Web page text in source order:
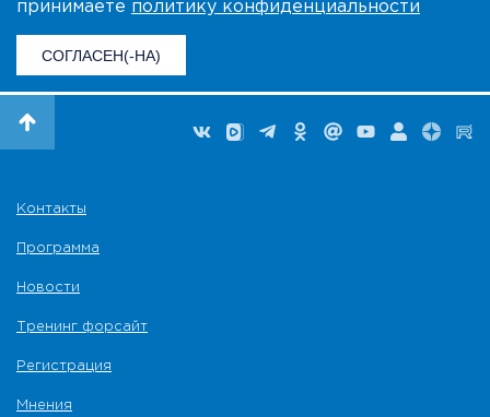
принимаете политику конфиденциальности
СОГЛАСЕН(-НА)
Контакты
Программа
Новости
Тренинг форсайт
Регистрация
Мнения